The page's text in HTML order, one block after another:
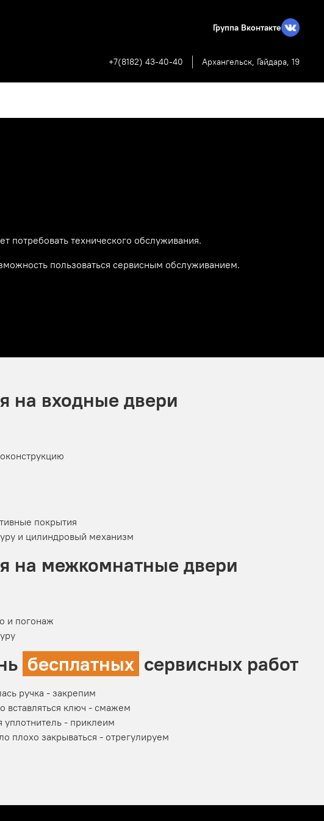
Группа Вконтакте
+7(8182) 43-40-40 Архангельск, Гайдара, 19
потребовать технического обслуживания.
пользоваться сервисным обслуживанием.
на входные двери
покрытия
и цилиндровый механизм
на межкомнатные двери
и погонаж
бесплатных сервисных работ
ручка - закрепим
вставляться ключ - смажем
уплотнитель - приклеим
плохо закрываться - отрегулируем